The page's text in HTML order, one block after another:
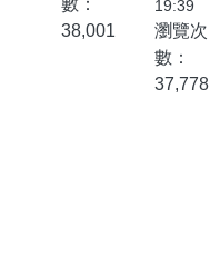
天地話
語大聖
38,001
長訪問
梁山教
會，延
續「復
19:39
瀏覽次
數：
37,778